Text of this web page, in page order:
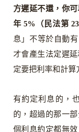
方遲延不還，你
年 5%（民法第
息」不等於自動
才會產生法定遲
定要把利率和計算
有約定利息的，
的，超過的那一
個利息約定都無